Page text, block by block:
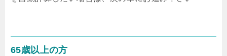
65歳以上の方